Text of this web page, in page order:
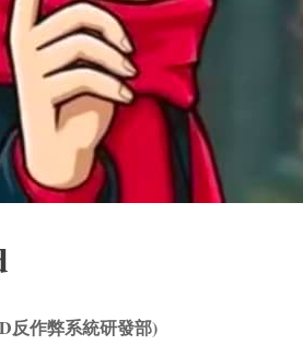
反作弊系統研發部)